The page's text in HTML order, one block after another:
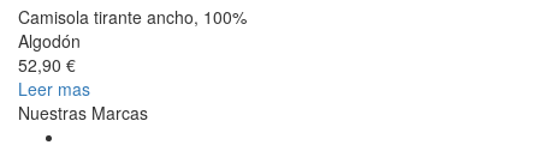
Camisola tirante ancho, 100%
Algodón
52,90 €
Leer mas
Nuestras Marcas